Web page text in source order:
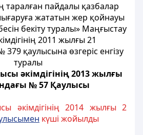
таралған пайдалы қазбалар
жататын жер қойнауы
бекіту туралы» Маңғыстау
2011 жылғы 21
қаулысына өзгеріс енгізу
туралы
әкімдігінің 2013 жылғы
№ 57 Қаулысы
әкімдігінің 2014 жылғы 2
күші жойылды